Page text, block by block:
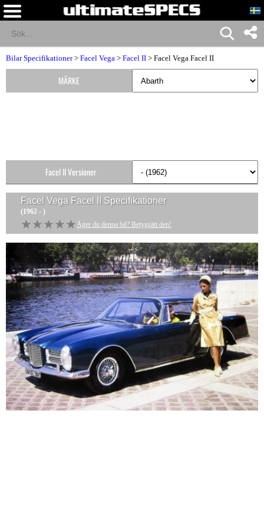
Bilar Specifikationer> Facel Vega > Facel II > Facel Vega Facel II
Facel Vega Facel II Specifikationer
(1962 - )
★★★★★
★★★★★ Äger du denna bil? Betygsätt den!
MÄRKE
Facel II Versioner